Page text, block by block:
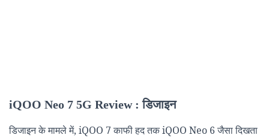
iQOO Neo 7 5G Review : डिजाइन
डिजाइन के मामले में, iQOO 7 काफी हद तक iQOO Neo 6 जैसा दिखता